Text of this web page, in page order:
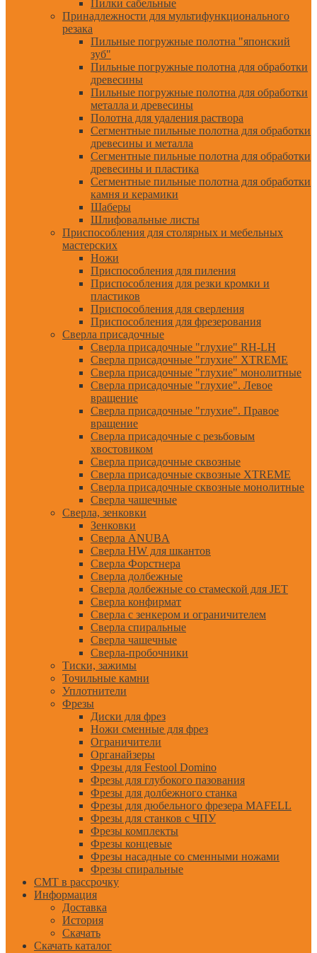
Пилки сабельные
Принадлежности для мультифункционального
резака
Пильные погружные полотна "японский
зуб"
Пильные погружные полотна для обработки
древесины
Пильные погружные полотна для обработки
металла и древесины
Полотна для удаления раствора
Сегментные пильные полотна для обработки
древесины и металла
Сегментные пильные полотна для обработки
древесины и пластика
Сегментные пильные полотна для обработки
камня и керамики
Шаберы
Шлифовальные листы
Приспособления для столярных и мебельных
мастерских
Ножи
Приспособления для пиления
Приспособления для резки кромки и
пластиков
Приспособления для сверления
Приспособления для фрезерования
Сверла присадочные
Сверла присадочные "глухие" RH-LH
Сверла присадочные "глухие" XTREME
Сверла присадочные "глухие" монолитные
Сверла присадочные "глухие". Левое
вращение
Сверла присадочные "глухие". Правое
вращение
Сверла присадочные с резьбовым
хвостовиком
Сверла присадочные сквозные
Сверла присадочные сквозные XTREME
Сверла присадочные сквозные монолитные
Сверла чашечные
Сверла, зенковки
Зенковки
Сверла ANUBA
Сверла HW для шкантов
Сверла Форстнера
Сверла долбежные
Сверла долбежные со стамеской для JET
Сверла конфирмат
Сверла с зенкером и ограничителем
Сверла спиральные
Сверла чашечные
Сверла-пробочники
Тиски, зажимы
Точильные камни
Уплотнители
Фрезы
Диски для фрез
Ножи сменные для фрез
Ограничители
Органайзеры
Фрезы для Festool Domino
Фрезы для глубокого пазования
Фрезы для долбежного станка
Фрезы для дюбельного фрезера MAFELL
Фрезы для станков с ЧПУ
Фрезы комплекты
Фрезы концевые
Фрезы насадные со сменными ножами
Фрезы спиральные
CMT в рассрочку
Информация
Доставка
История
Скачать
Скачать каталог